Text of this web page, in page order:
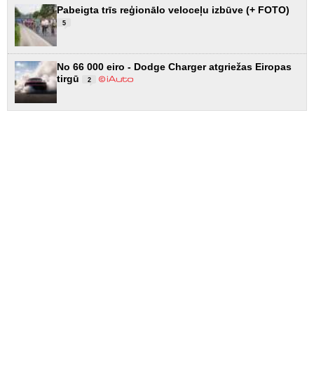
Pabeigta trīs reģionālo veloceļu izbūve (+ FOTO)
5
No 66 000 eiro - Dodge Charger atgriežas Eiropas
tirgū
2